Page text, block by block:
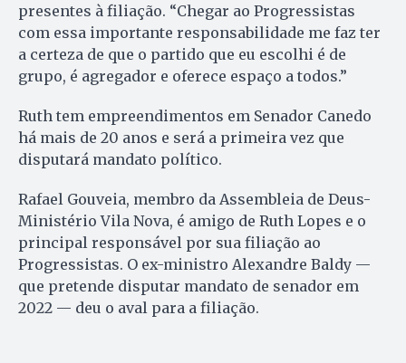
presentes à filiação. “Chegar ao Progressistas
com essa importante responsabilidade me faz ter
a certeza de que o partido que eu escolhi é de
grupo, é agregador e oferece espaço a todos.”
Ruth tem empreendimentos em Senador Canedo
há mais de 20 anos e será a primeira vez que
disputará mandato político.
Rafael Gouveia, membro da Assembleia de Deus-
Ministério Vila Nova, é amigo de Ruth Lopes e o
principal responsável por sua filiação ao
Progressistas. O ex-ministro Alexandre Baldy —
que pretende disputar mandato de senador em
2022 — deu o aval para a filiação.